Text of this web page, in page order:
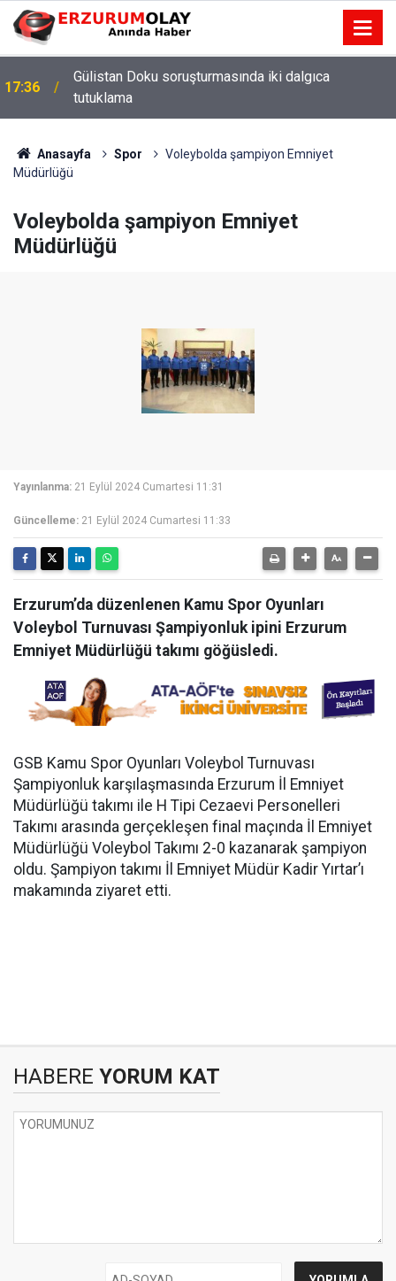
17:36
Gülistan Doku soruşturmasında iki dalgıca
tutuklama
Anasayfa Spor
Voleybolda şampiyon Emniyet
Müdürlüğü
Voleybolda şampiyon Emniyet
Müdürlüğü
Yayınlanma: 21 Eylül 2024 Cumartesi 11:31
Güncelleme: 21 Eylül 2024 Cumartesi 11:33
Erzurum’da düzenlenen Kamu Spor Oyunları
Voleybol Turnuvası Şampiyonluk ipini Erzurum
Emniyet Müdürlüğü takımı göğüsledi.
GSB Kamu Spor Oyunları Voleybol Turnuvası
Şampiyonluk karşılaşmasında Erzurum İl Emniyet
Müdürlüğü takımı ile H Tipi Cezaevi Personelleri
Takımı arasında gerçekleşen final maçında İl Emniyet
Müdürlüğü Voleybol Takımı 2-0 kazanarak şampiyon
oldu. Şampiyon takımı İl Emniyet Müdür Kadir Yırtar’ı
makamında ziyaret etti.
HABERE YORUM KAT